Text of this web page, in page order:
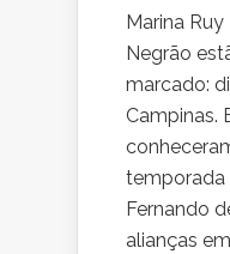
Marina
Negrão
marcado:
Campinas.
temporada
Fernando
alianças